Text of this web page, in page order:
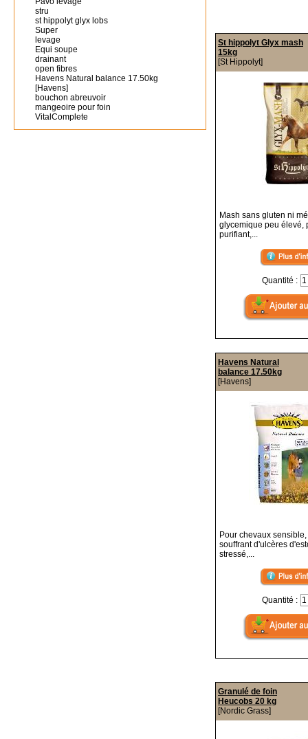
stru
st hippolyt glyx lobs
Super
levage
Equi soupe
drainant
open fibres
Havens Natural balance 17.50kg
[Havens]
bouchon abreuvoir
mangeoire pour foin
VitalComplete
St hippolyt Glyx mash
15kg
[St Hippolyt]
Mash sans gluten ni
glycemique peu élevé,
purifiant,...
Quantité :
Havens Natural
balance 17.50kg
[Havens]
Pour chevaux
souffrant d'ulcères
stressé,...
Quantité :
Granulé de foin
Heucobs 20 kg
[Nordic Grass]